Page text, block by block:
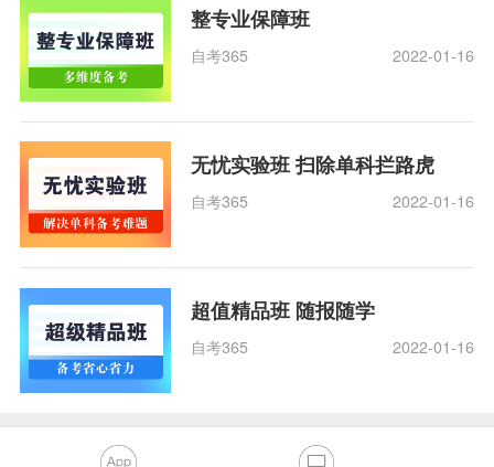
整专业保障班
自考365 2022-01-16
无忧实验班 扫除单科拦路虎
自考365 2022-01-16
超值精品班 随报随学
自考365 2022-01-16